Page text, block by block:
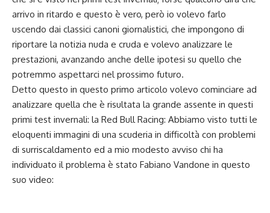
arrivo in ritardo e questo è vero, però io volevo farlo
uscendo dai classici canoni giornalistici, che impongono di
riportare la notizia nuda e cruda e volevo analizzare le
prestazioni, avanzando anche delle ipotesi su quello che
potremmo aspettarci nel prossimo futuro.
Detto questo in questo primo articolo volevo cominciare ad
analizzare quella che è risultata la grande assente in questi
primi test invernali: la Red Bull Racing: Abbiamo visto tutti le
eloquenti immagini di una scuderia in difficoltà con problemi
di surriscaldamento ed a mio modesto avviso chi ha
individuato il problema è stato Fabiano Vandone in questo
suo video: